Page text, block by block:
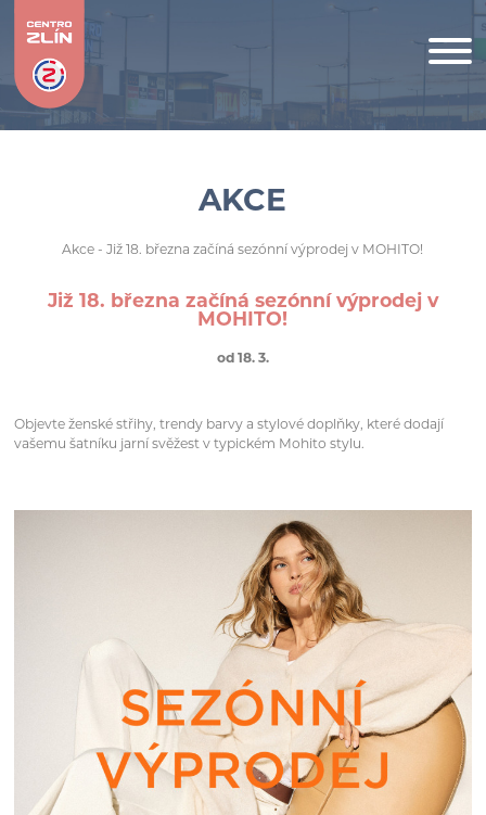
AKCE
Akce- Již 18. března začíná sezónní výprodej v MOHITO!
Již 18. března začíná sezónní výprodej v
MOHITO!
od 18. 3.
Objevte ženské střihy, trendy barvy a stylové doplňky, které dodají
vašemu šatníku jarní svěžest v typickém Mohito stylu.